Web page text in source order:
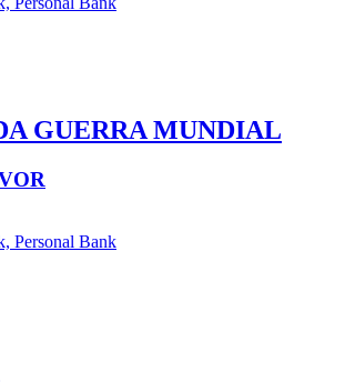
GUERRA MUNDIAL